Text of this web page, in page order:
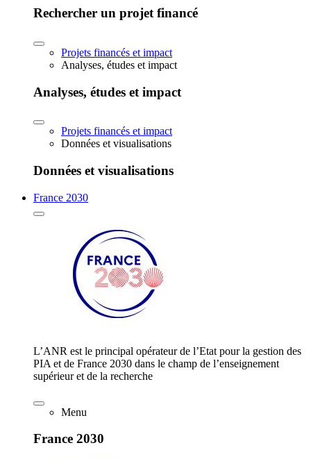
Rechercher un projet financé
Projets financés et impact
Analyses, études et impact
Analyses, études et impact
Projets financés et impact
Données et visualisations
Données et visualisations
France 2030
L’ANR est le principal opérateur de l’Etat pour la gestion des
PIA et de France 2030 dans le champ de l’enseignement
supérieur et de la recherche
Menu
France 2030